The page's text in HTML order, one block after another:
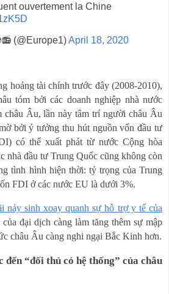
ouvertement la Chine
(@Europe1)April 18, 2020
hoảng tài chính trước đây (2008-2010),
tóm bởi các doanh nghiệp nhà nước
châu Âu, lần này tâm trí người châu Âu
bởi ý tưởng thu hút nguồn vốn đầu tư
có thể xuất phát từ nước Cộng hòa
nhà đầu tư Trung Quốc cũng không còn
tình hình hiện thời: tỷ trọng của Trung
FDI ở các nước EU là dưới 3%.
nảy sinh xoay quanh sự hỗ trợ y tế của
đại dịch càng làm tăng thêm sự mập
châu Âu càng nghi ngại Bắc Kinh hơn.
“đối thủ có hệ thống” của châu